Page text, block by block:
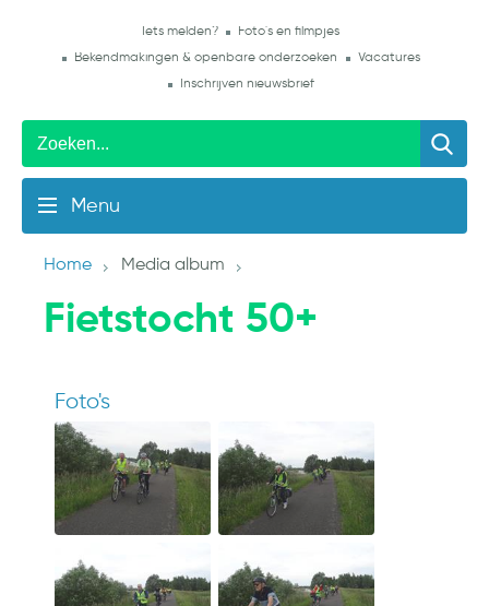
Iets melden?
Foto's en filmpjes
Bekendmakingen & openbare onderzoeken
Vacatures
Inschrijven nieuwsbrief
Menu
Home Media album
Fietstocht 50+
Foto's